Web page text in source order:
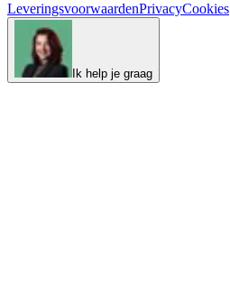
LeveringsvoorwaardenPrivacyCookies
Ik help je graag